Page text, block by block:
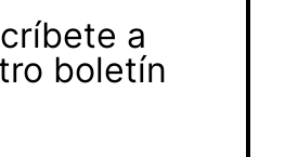
a
boletín